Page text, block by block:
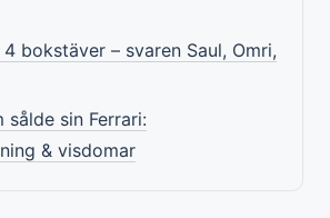
4 bokstäver – svaren Saul, Omri,
sålde sin Ferrari:
& visdomar